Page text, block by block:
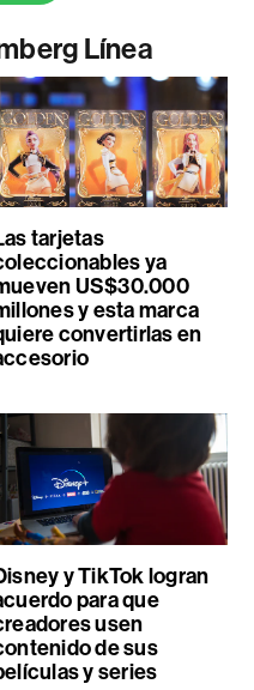
Línea
tarjetas
ya
US$30.000
y esta marca
convertirlas en
y TikTok logran
para que
usen
de sus
y series